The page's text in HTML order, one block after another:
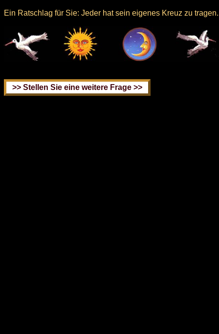
Ein Ratschlag für Sie: Jeder hat sein eigenes Kreuz zu tragen.